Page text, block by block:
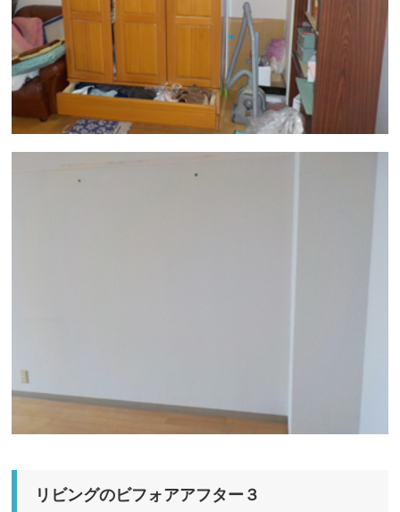
リビングのビフォアアフター３